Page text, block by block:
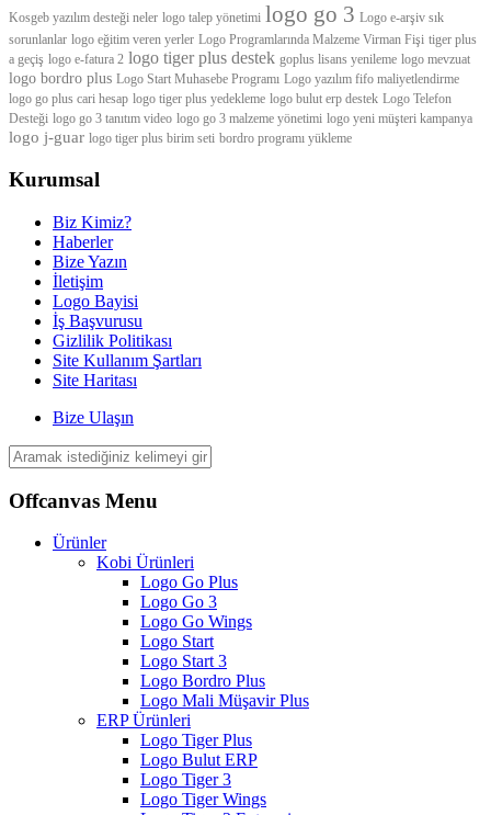
Kosgeb yazılım desteği neler logo talep yönetimi logo go 3 Logo e-arşiv sık
sorunlanlar logo eğitim veren yerler Logo Programlarında Malzeme Virman Fişi tiger plus
a geçiş logo e-fatura 2 logo tiger plus destek goplus lisans yenileme logo mevzuat
logo bordro plus Logo Start Muhasebe Programı Logo yazılım fifo maliyetlendirme
logo go plus cari hesap logo tiger plus yedekleme logo bulut erp destek Logo Telefon
Desteği logo go 3 tanıtım video logo go 3 malzeme yönetimi logo yeni müşteri kampanya
logo j-guar logo tiger plus birim seti bordro programı yükleme
Kurumsal
Biz Kimiz?
Haberler
Bize Yazın
İletişim
Logo Bayisi
İş Başvurusu
Gizlilik Politikası
Site Kullanım Şartları
Site Haritası
Bize Ulaşın
Offcanvas Menu
Ürünler
Kobi Ürünleri
Logo Go Plus
Logo Go 3
Logo Go Wings
Logo Start
Logo Start 3
Logo Bordro Plus
Logo Mali Müşavir Plus
ERP Ürünleri
Logo Tiger Plus
Logo Bulut ERP
Logo Tiger 3
Logo Tiger Wings